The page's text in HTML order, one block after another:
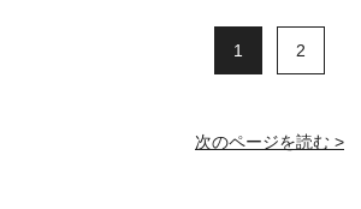
1 2
次のページを読む >